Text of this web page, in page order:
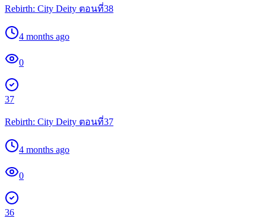
Rebirth: City Deity ตอนที่38
4 months ago
0
37
Rebirth: City Deity ตอนที่37
4 months ago
0
36